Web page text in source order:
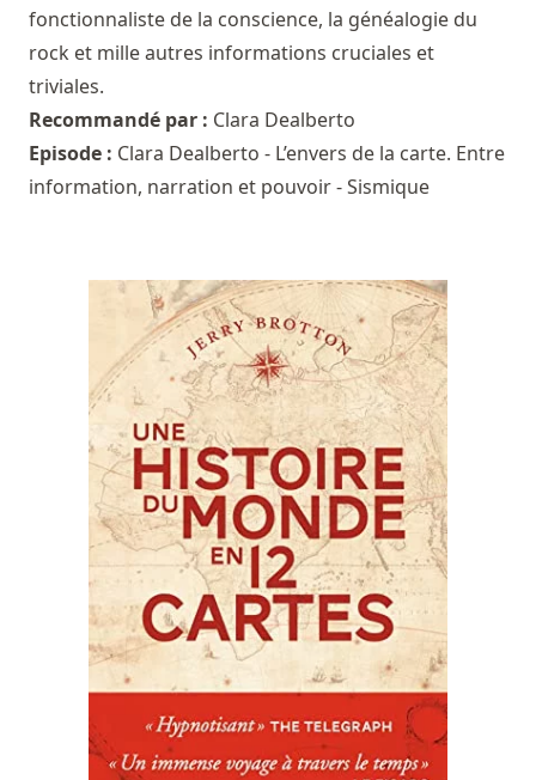
fonctionnaliste de la conscience, la généalogie du
rock et mille autres informations cruciales et
triviales.
Recommandé par : Clara Dealberto
Episode : Clara Dealberto - L’envers de la carte. Entre
information, narration et pouvoir - Sismique